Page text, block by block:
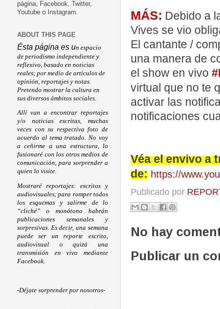
MÁS: Debido a
Vives se vio
El cantante /
una manera de
el show en vivo
virtual que no te
activar las
notificaciones
Véa el envivo a
de: https://
Publicado por
No hay
Publicar un
página, Facebook, Twitter,
Youtube o Instagram.
ABOUT THIS PAGE
Ésta página es un espacio
de periodismo independiente y
reflexivo, basado en noticias
reales; por medio de artículos de
opinión, reportajes y notas.
Pretendo mostrar la cultura en
sus diversos ámbitos sociales.
Allí van a encontrar reportajes
y/o noticias escritas, muchas
veces con su respectiva foto de
acuerdo al tema tratado. No voy
a ceñirme a una estructura, lo
fusionaré con los otros medios de
comunicación, para sorprender a
quien lo visite.
Mostraré reportajes: escritos y
audiovisuales; para romper todos
los esquemas y salirme de lo
“cliché” o monótono habrán
publicaciones semanales y
sorpresivas. Es decir, una semana
puede ser un reporte escrito,
audiovisual o quizá una
transmisión en vivo mediante
Facebook.
-Déjate sorprender por nosotros-